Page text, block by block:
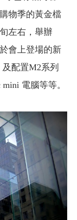
物季的黃金檔
左右，舉辦
會上登場的新
配置M2系列
電腦等等。